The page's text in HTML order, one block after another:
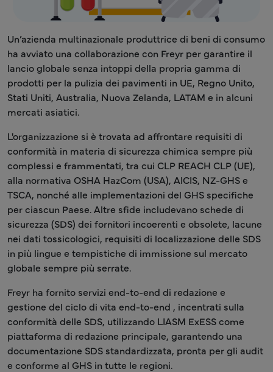
Un’azienda multinazionale produttrice di beni di consumo
ha avviato una collaborazione con Freyr per garantire il
lancio globale senza intoppi della propria gamma di
prodotti per la pulizia dei pavimenti in UE, Regno Unito,
Stati Uniti, Australia, Nuova Zelanda, LATAM e in alcuni
mercati asiatici.
L'organizzazione si è trovata ad affrontare requisiti di
conformità in materia di sicurezza chimica sempre più
complessi e frammentati, tra cui CLP REACH CLP (UE),
alla normativa OSHA HazCom (USA), AICIS, NZ-GHS e
TSCA, nonché alle implementazioni del GHS specifiche
per ciascun Paese. Altre sfide includevano schede di
sicurezza (SDS) dei fornitori incoerenti e obsolete, lacune
nei dati tossicologici, requisiti di localizzazione delle SDS
in più lingue e tempistiche di immissione sul mercato
globale sempre più serrate.
Freyr ha fornito servizi end-to-end di redazione e
gestione del ciclo di vita end-to-end , incentrati sulla
conformità delle SDS, utilizzando LIASM ExESS come
piattaforma di redazione principale, garantendo una
documentazione SDS standardizzata, pronta per gli audit
e conforme al GHS in tutte le regioni.